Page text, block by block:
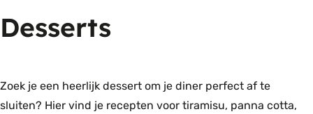
Desserts
Zoek je een heerlijk dessert om je diner perfect af te
sluiten? Hier vind je recepten voor tiramisu, panna cotta,